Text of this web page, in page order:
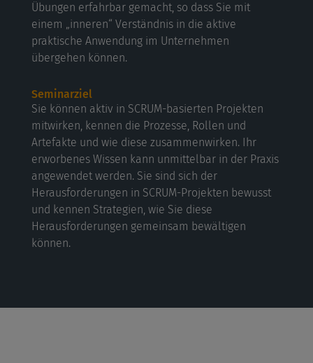
Übungen erfahrbar gemacht, so dass Sie mit
einem „inneren“ Verständnis in die aktive
praktische Anwendung im Unternehmen
übergehen können.
Seminarziel
Sie können aktiv in SCRUM-basierten Projekten
mitwirken, kennen die Prozesse, Rollen und
Artefakte und wie diese zusammenwirken. Ihr
erworbenes Wissen kann unmittelbar in der Praxis
angewendet werden. Sie sind sich der
Herausforderungen in SCRUM-Projekten bewusst
und kennen Strategien, wie Sie diese
Herausforderungen gemeinsam bewältigen
können.